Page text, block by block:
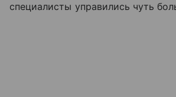
специалисты управились чуть